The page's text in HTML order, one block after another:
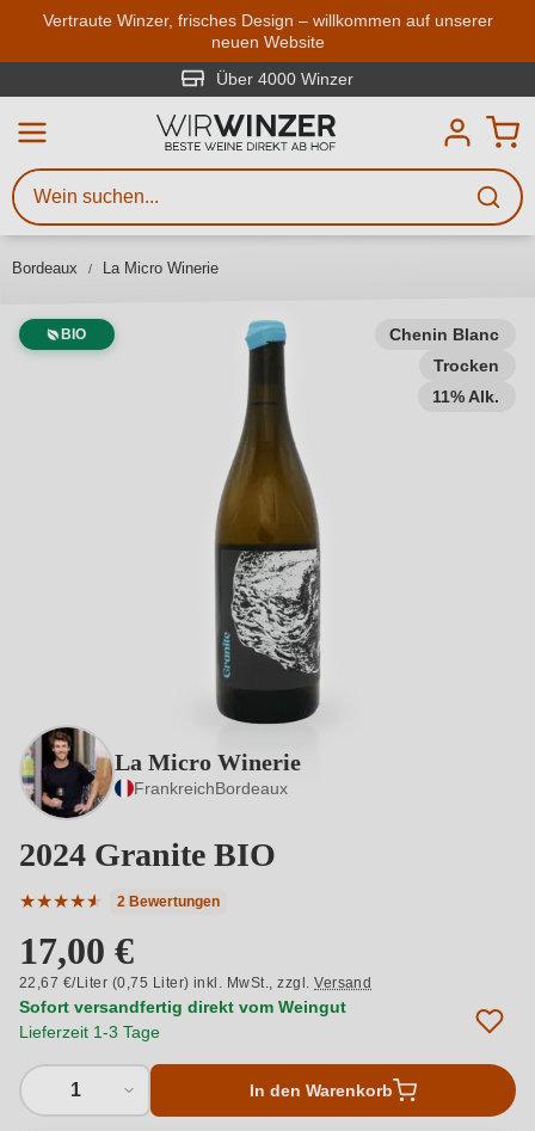
Zum Hauptinhalt springen
Vertraute Winzer, frisches Design – willkommen auf unserer
neuen Website
Über 4000 Winzer
Bordeaux La Micro Winerie
Chenin Blanc
Trocken
11% Alk.
BIO
La Micro Winerie
FrankreichBordeaux
2024 Granite BIO
★★★★★
★
Durchschnittliche Bewertung von 4.5 von 5 Sternen
2 Bewertungen
17,00 €
22,67 €/Liter (0,75 Liter) inkl. MwSt.,zzgl.Versand
Sofort versandfertig direkt vom Weingut
Lieferzeit 1-3 Tage
1 In den Warenkorb
Weinsuche
Mindestens 3 Zeichen eingeben
Beschreiben Sie, welchen Wein
Sie suchen – ob nach Geschmack,